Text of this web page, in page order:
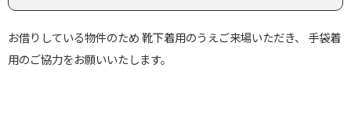
お借りしている物件のため 靴下着用のうえご来場いただき、 手袋着
用のご協力をお願いいたします。